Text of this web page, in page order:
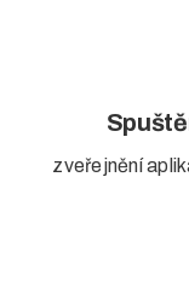
zveřejnění